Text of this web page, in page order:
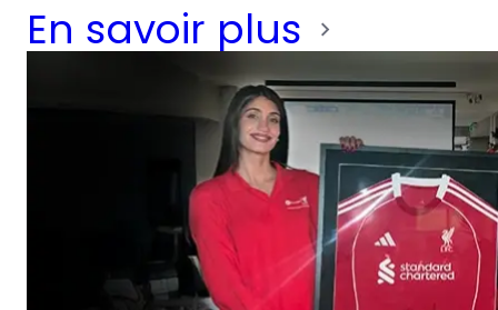
longtemps associé à
des tournois de
classe mondiale, à
des icônes du sport
international et à des
En savoir plus